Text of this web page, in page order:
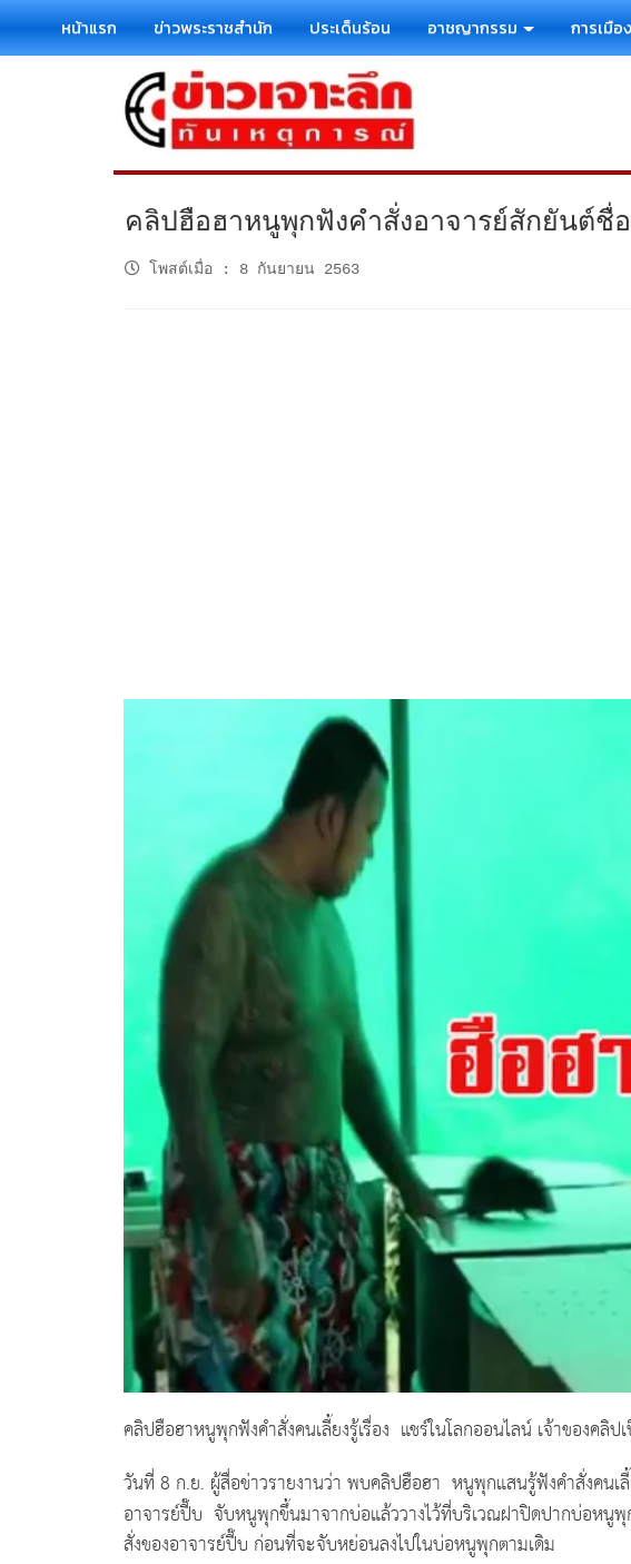
หน้าแรก ข่าวพระราชสำนัก ประเด็นร้อน อาชญากรรม การเมือง
คลิปฮือฮาหนูพุกฟังคำสั่งอาจารย์สักยันต์ชื่อ
โพสต์เมื่อ : 8 กันยายน 2563
คลิปฮือฮาหนูพุกฟังคำสั่งคนเลี้ยงรู้เรื่อง แชร์ในโลกออนไลน์ เจ้าของคลิ
วันที่ 8 ก.ย. ผู้สื่อข่าวรายงานว่า พบคลิปฮือฮา หนูพุกแสนรู้ฟังคำสั่งคนเ
อาจารย์ปี๊บ จับหนูพุกขึ้นมาจากบ่อแล้ววางไว้ที่บริเวณฝาปิดปากบ่อหนู
สั่งของอาจารย์ปี๊บ ก่อนที่จะจับหย่อนลงไปในบ่อหนูพุกตามเดิม